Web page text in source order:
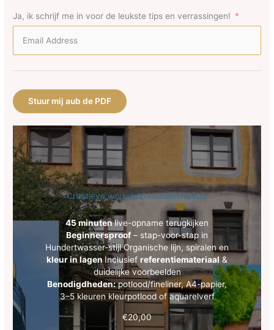
Ja, ik schrijf me in voor de leukste tips en verrassingen!
Stuur mij aub de PDF
Creatieve workshop Hundertwasser
45 minutenlive-opname terugkijken
Beginnersproof – stap-voor-stap in
Hundertwasser-stijl Organische lijn, spiralen en
kleur in lagenInclusief referentiemateriaal&
duidelijke voorbeelden
Benodigdheden:potlood/fineliner, A4-papier,
3–5 kleuren kleurpotlood of aquarelverf
€20,00